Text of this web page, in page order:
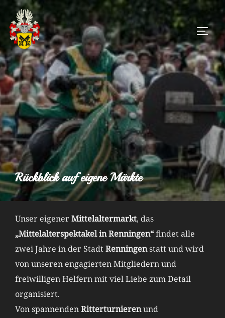
Zum
Inhalt
springen
Rückblick auf eigene Märkte
Unser eigenerMittelaltermarkt, das
„Mittelalterspektakel in Renningen“findet alle
zwei Jahre in der StadtRenningenstatt und wird
von unseren engagierten Mitgliedern und
freiwilligen Helfern mit viel Liebe zum Detail
organisiert.
Von spannendenRitterturnierenund